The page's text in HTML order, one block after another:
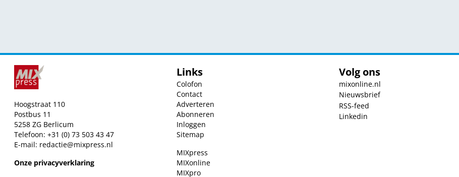
Hoogstraat 110
Postbus 11
5258 ZG Berlicum
Telefoon: +31 (0) 73 503 43 47
E-mail: redactie@mixpress.nl
Onze privacyverklaring
Links
Colofon
Contact
Adverteren
Abonneren
Inloggen
Sitemap
MIXpress
MIXonline
MIXpro
Volg ons
mixonline.nl
Nieuwsbrief
RSS-feed
Linkedin